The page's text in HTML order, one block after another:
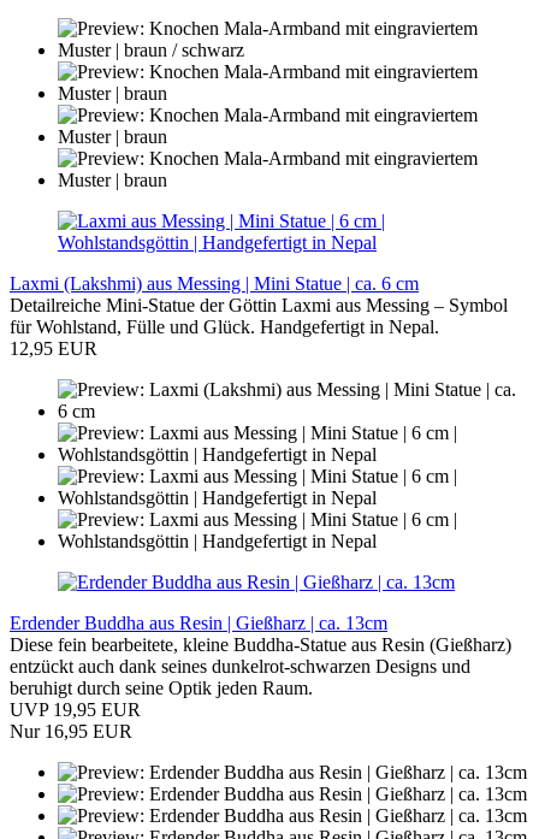
Laxmi (Lakshmi) aus Messing | Mini Statue | ca. 6 cm
Detailreiche Mini-Statue der Göttin Laxmi aus Messing – Symbol
für Wohlstand, Fülle und Glück. Handgefertigt in Nepal.
12,95 EUR
Erdender Buddha aus Resin | Gießharz | ca. 13cm
Diese fein bearbeitete, kleine Buddha-Statue aus Resin (Gießharz)
entzückt auch dank seines dunkelrot-schwarzen Designs und
beruhigt durch seine Optik jeden Raum.
UVP 19,95 EUR
Nur 16,95 EUR